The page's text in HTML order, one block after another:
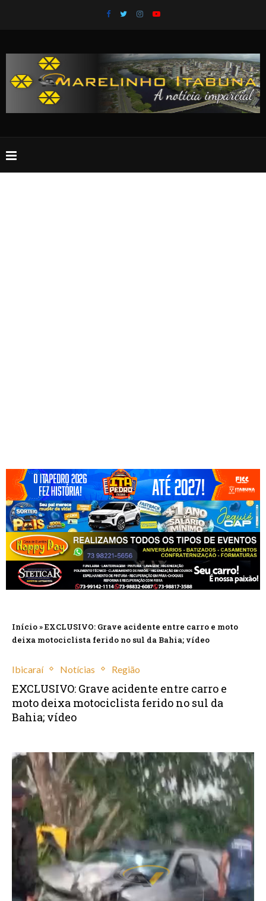
Início»EXCLUSIVO: Grave acidente entre carro e moto
deixa motociclista ferido no sul da Bahia; vídeo
Ibicaraí Notícias Região
EXCLUSIVO: Grave acidente entre carro e
moto deixa motociclista ferido no sul da
Bahia; vídeo